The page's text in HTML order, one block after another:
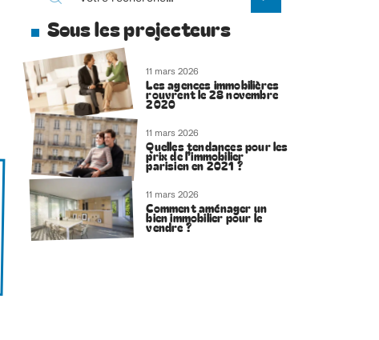
Sous les projecteurs
11 mars 2026
Les agences immobilières
rouvrent le 28 novembre
2020
11 mars 2026
Quelles tendances pour les
prix de l’immobilier
parisien en 2021 ?
11 mars 2026
Comment aménager un
bien immobilier pour le
vendre ?